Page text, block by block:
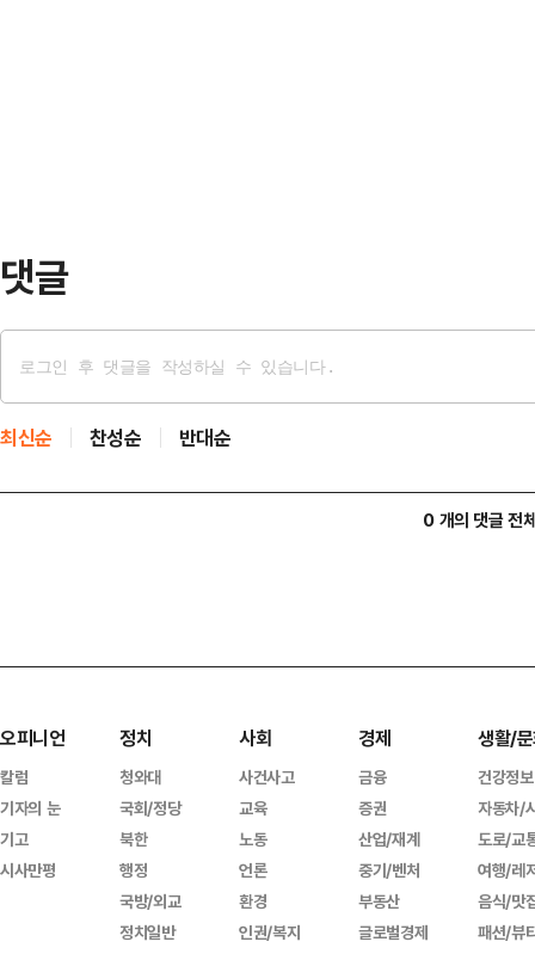
댓글
최신순 찬성순 반대순
0 개의 댓글 전
오피니언
칼럼
기자의 눈
기고
시사만평
정치
청와대
국회/정당
북한
행정
국방/외교
정치일반
사회
사건사고
교육
노동
언론
환경
인권/복지
경제
금융
증권
산업/재계
중기/벤처
부동산
글로벌경제
생활/
건강정보
자동차/
도로/교
여행/레
음식/맛
패션/뷰